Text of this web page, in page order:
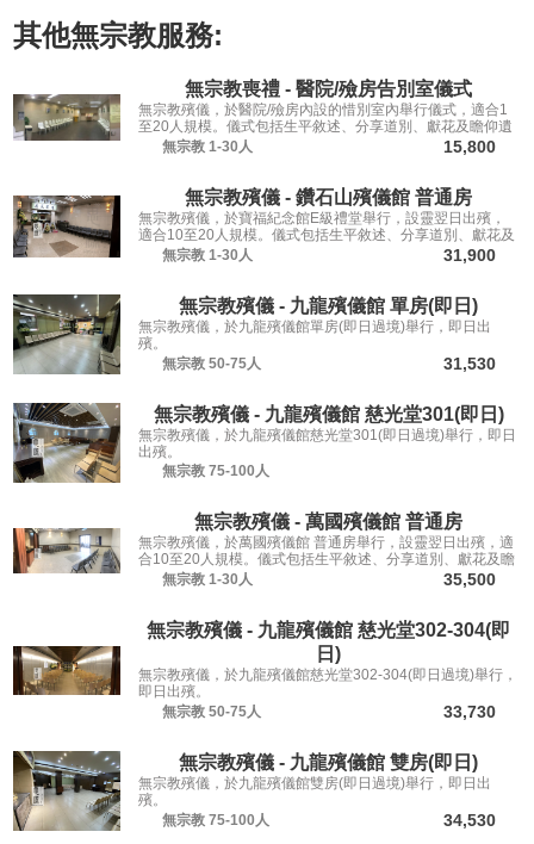
其他無宗教服務:
無宗教喪禮 - 醫院/殮房告別室儀式
無宗教殯儀，於醫院/殮房內設的惜別室內舉行儀式，適合1
至20人規模。儀式包括生平敘述、分享道別、獻花及瞻仰遺
容，讓親友從容道別。
無宗教 1-30人 15,800
無宗教殯儀 - 鑽石山殯儀館 普通房
無宗教殯儀，於寶福紀念館E級禮堂舉行，設靈翌日出殯，
適合10至20人規模。儀式包括生平敘述、分享道別、獻花及
瞻仰遺容，讓親友從容道別。
無宗教 1-30人 31,900
無宗教殯儀 - 九龍殯儀館 單房(即日)
無宗教殯儀，於九龍殯儀館單房(即日過境)舉行，即日出
殯。
無宗教 50-75人 31,530
無宗教殯儀 - 九龍殯儀館 慈光堂301(即日)
無宗教殯儀，於九龍殯儀館慈光堂301(即日過境)舉行，即日
出殯。
無宗教 75-100人
無宗教殯儀 - 萬國殯儀館 普通房
無宗教殯儀，於萬國殯儀館 普通房舉行，設靈翌日出殯，適
合10至20人規模。儀式包括生平敘述、分享道別、獻花及瞻
仰遺容，讓親友從容道別。
無宗教 1-30人 35,500
無宗教殯儀 - 九龍殯儀館 慈光堂302-304(即
日)
無宗教殯儀，於九龍殯儀館慈光堂302-304(即日過境)舉行，
即日出殯。
無宗教 50-75人 33,730
無宗教殯儀 - 九龍殯儀館 雙房(即日)
無宗教殯儀，於九龍殯儀館雙房(即日過境)舉行，即日出
殯。
無宗教 75-100人 34,530